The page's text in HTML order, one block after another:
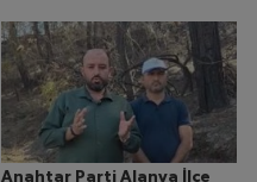
Anahtar Parti Alanya İlçe